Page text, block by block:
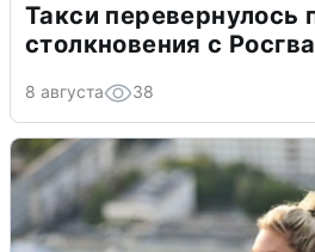
Такси перевернулось
столкновения с
8 августа 38